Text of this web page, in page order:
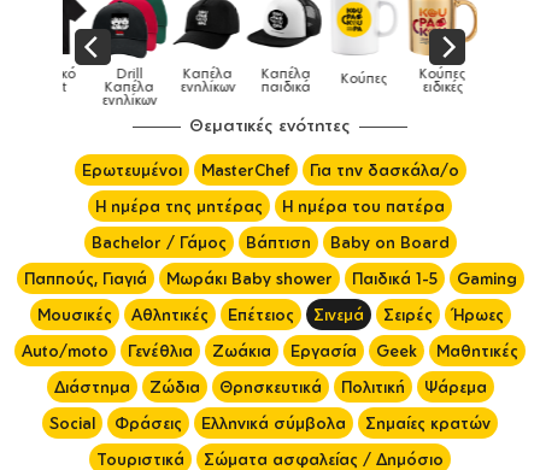
Καπέλα
ενηλίκων
Καπέλα
ενηλίκων
Καπέλα
παιδικά Κούπες Κούπες
ειδικές χρωματιστές
Θεματικές ενότητες
Ερωτευμένοι MasterChef
Για την δασκάλα/ο
Η ημέρα της μητέρας
Η ημέρα του πατέρα
Bachelor / Γάμος
Βάπτιση
Baby on Board
Παππούς, Γιαγιά
Μωράκι Baby shower Παιδικά 1-5
Gaming
Μουσικές
Αθλητικές Επέτειος Σινεμά Σειρές
Ήρωες
Auto/moto
Γενέθλια Ζωάκια Εργασία Geek
Μαθητικές
Διάστημα
Ζώδια Θρησκευτικά Πολιτική
Ψάρεμα
Social
Φράσεις Ελληνικά σύμβολα
Σημαίες κρατών
Τουριστικά
Σώματα ασφαλείας / Δημόσιο